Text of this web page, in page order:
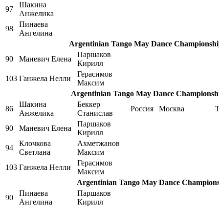
97
Шакина
Анжелика
98
Пинаева
Ангелина
Argentinian Tango May Dance
90
Маневич Елена
Паршаков
Кирилл
103 Ганжела Нелли
Герасимов
Максим
Argentinian Tango May Dance
86
Шакина
Анжелика
Беккер
Станислав
Россия Москва
90 Маневич Елена
Паршаков
Кирилл
94
Клочкова
Светлана
Ахметжанов
Максим
103 Ганжела Нелли
Герасимов
Максим
Argentinian Tango May Dance
90
Пинаева
Ангелина
Паршаков
Кирилл